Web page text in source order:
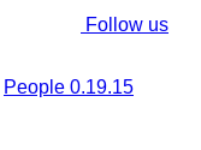
Follow us
People 0.19.15